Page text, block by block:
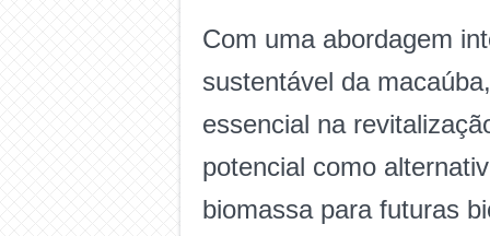
Com uma abordagem
sustentável da
essencial na
potencial como
biomassa para futuras